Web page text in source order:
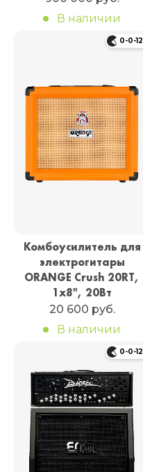
В наличии
0-0-12
Комбоусилитель для
электрогитары
ORANGE Crush 20RT,
1х8", 20Вт
20 600 руб.
В наличии
0-0-12